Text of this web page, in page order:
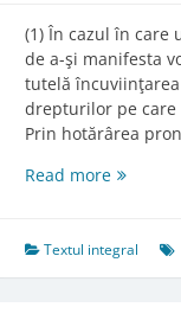
(1) În cazul în
de a-şi manifesta
tutelă
drepturilor pe
Prin hotărârea
Read moreArt.
judiciar
Textul integral